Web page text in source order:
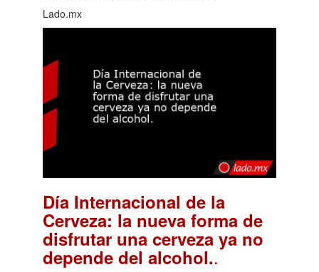
Lado.mx
Día Internacional de la
Cerveza: la nueva forma de
disfrutar una cerveza ya no
depende del alcohol..